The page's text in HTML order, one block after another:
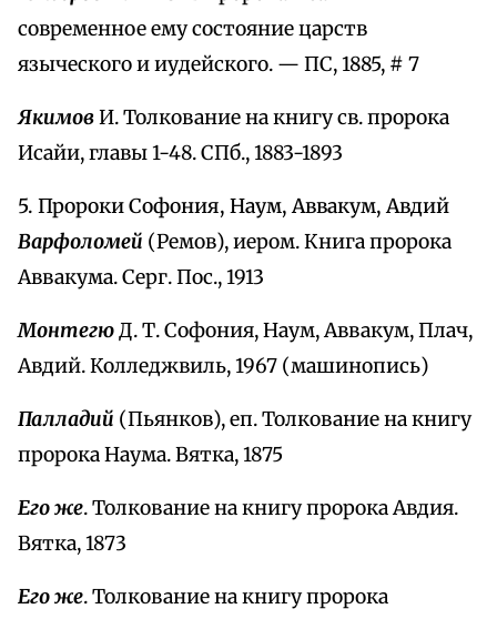
современное ему состояние царств
языческого и иудейского. — ПС, 1885, # 7
ЯкимовИ. Толкование на книгу св. пророка
Исайи, главы 1-48. СПб., 1883-1893
5. Пророки Софония, Наум, Аввакум, Авдий
Варфоломей (Ремов), иером. Книга пророка
Аввакума. Серг. Пос., 1913
МонтегюД. Т. Софония, Наум, Аввакум, Плач,
Авдий. Колледжвиль, 1967 (машинопись)
Палладий (Пьянков), еп. Толкование на книгу
пророка Наума. Вятка, 1875
Его же. Толкование на книгу пророка Авдия.
Вятка, 1873
Его же. Толкование на книгу пророка